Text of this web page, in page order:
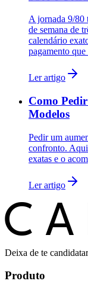
A jornada 9/80
de semana de
calendário
pagamento
Ler artigo
Como
Modelos
Pedir um
confronto. Aqui
exatas e o
Ler artigo
C
Deixa de te
Produto